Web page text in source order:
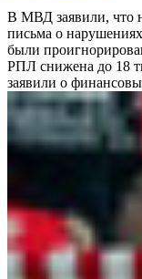
В МВД заявили, что
письма о
были
РПЛ снижена до 18
заявили о